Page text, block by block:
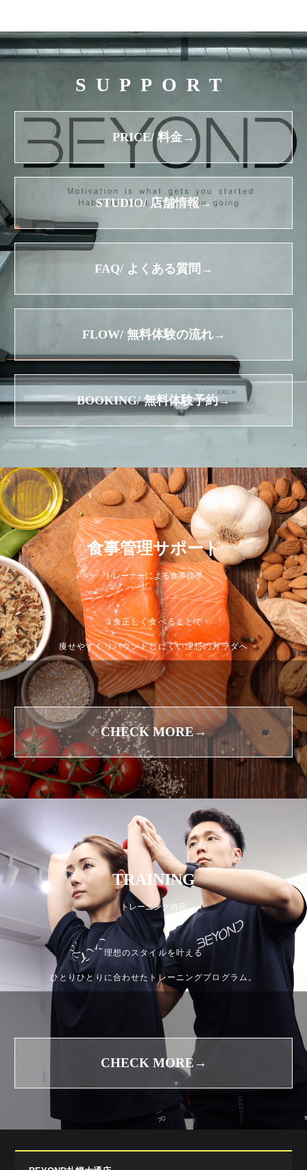
SUPPORT
PRICE/ 料金→
STUDIO/ 店舗情報→
FAQ/ よくある質問→
FLOW/ 無料体験の流れ→
BOOKING/ 無料体験予約→
食事管理サポート
トレーナーによる食事指導
３食正しく食べることで
痩せやすくリバウンドしにくい理想のカラダへ
CHECK MORE→
TRAINING
トレーニング内容
理想のスタイルを叶える
ひとりひとりに合わせたトレーニングプログラム。
CHECK MORE→